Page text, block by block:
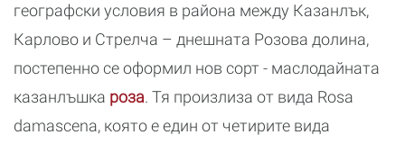
географски условия в района между Казанлък,
Карлово и Стрелча – днешната Розова долина,
постепенно се оформил нов сорт - маслодайната
казанлъшка роза. Тя произлиза от вида Rosa
damascena, която е един от четирите вида